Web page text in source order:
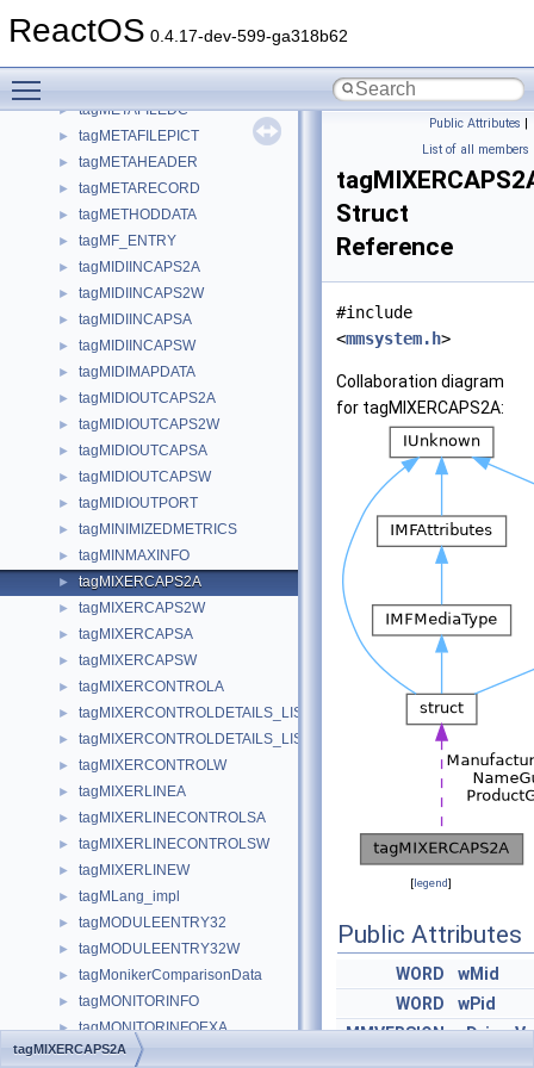
ReactOS 0.4.17-dev-599-ga318b62
► tagMENULIST
► tagMETAFILEDC
► tagMETAFILEPICT
► tagMETAHEADER
► tagMETARECORD
► tagMETHODDATA
► tagMF_ENTRY
► tagMIDIINCAPS2A
► tagMIDIINCAPS2W
► tagMIDIINCAPSA
► tagMIDIINCAPSW
► tagMIDIMAPDATA
► tagMIDIOUTCAPS2A
► tagMIDIOUTCAPS2W
► tagMIDIOUTCAPSA
► tagMIDIOUTCAPSW
► tagMIDIOUTPORT
► tagMINIMIZEDMETRICS
► tagMINMAXINFO
► tagMIXERCAPS2A
► tagMIXERCAPS2W
► tagMIXERCAPSA
► tagMIXERCAPSW
► tagMIXERCONTROLA
► tagMIXERCONTROLDETAILS_LISTTEXTA
► tagMIXERCONTROLDETAILS_LISTTEXTW
► tagMIXERCONTROLW
► tagMIXERLINEA
► tagMIXERLINECONTROLSA
► tagMIXERLINECONTROLSW
► tagMIXERLINEW
► tagMLang_impl
► tagMODULEENTRY32
► tagMODULEENTRY32W
► tagMonikerComparisonData
► tagMONITORINFO
► tagMONITORINFOEXA
► tagMONITORINFOEXW
Public Attributes |
List of all members
Struct
Reference
#include
<mmsystem.h>
Collaboration diagram
for tagMIXERCAPS2A:
[legend]
Public Attributes
WORD
wMid
WORD
wPid
MMVERSION
tagMIXERCAPS2A